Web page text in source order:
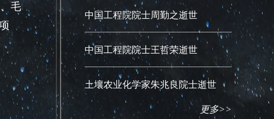
毛
中国工程院院士周勤之逝世
中国工程院院士王哲荣逝世
土壤农业化学家朱兆良院士逝世
更多>>